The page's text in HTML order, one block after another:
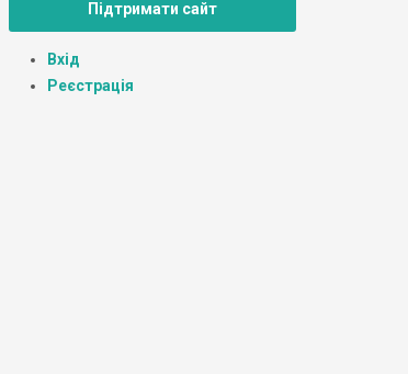
Підтримати сайт
Вхід
Реєстрація